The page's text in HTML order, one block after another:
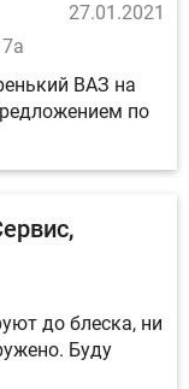
27.01.2021
ВАЗ на
по
до блеска, ни
Буду